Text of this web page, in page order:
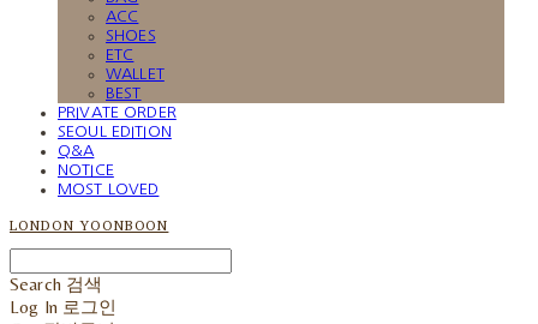
ACC
SHOES
ETC
WALLET
BEST
PRIVATE ORDER
SEOUL EDITION
Q&A
NOTICE
MOST LOVED
LONDON YOONBOON
Search 검색
Log In 로그인